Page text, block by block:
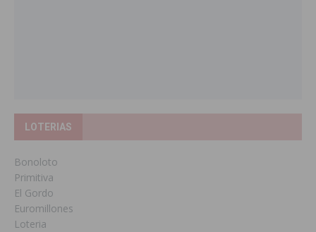
LOTERIAS
Bonoloto
Primitiva
El Gordo
Euromillones
Loteria